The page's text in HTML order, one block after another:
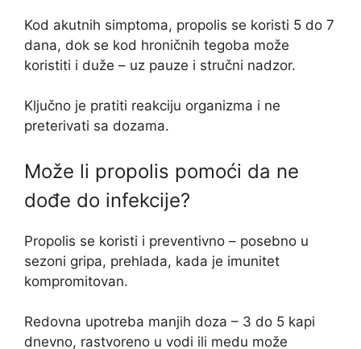
Kod akutnih simptoma, propolis se koristi 5 do 7
dana, dok se kod hroničnih tegoba može
koristiti i duže – uz pauze i stručni nadzor.
Ključno je pratiti reakciju organizma i ne
preterivati sa dozama.
Može li propolis pomoći da ne
dođe do infekcije?
Propolis se koristi i preventivno – posebno u
sezoni gripa, prehlada, kada je imunitet
kompromitovan.
Redovna upotreba manjih doza – 3 do 5 kapi
dnevno, rastvoreno u vodi ili medu može